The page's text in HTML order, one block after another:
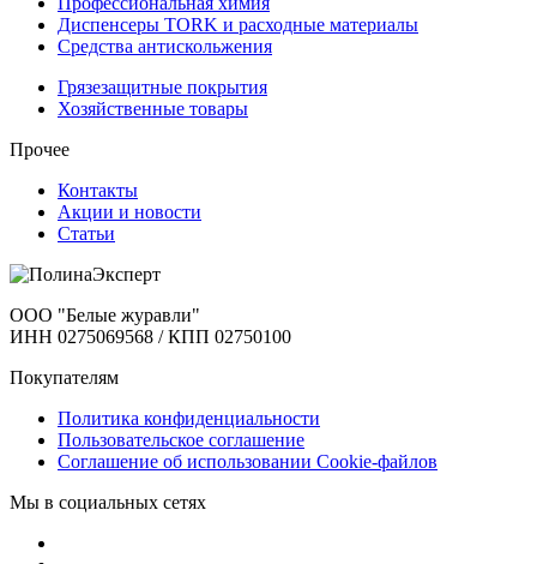
Диспенсеры TORK и расходные материалы
Cредства антискольжения
Грязезащитные покрытия
Хозяйственные товары
Прочее
Контакты
Акции и новости
Статьи
ООО "Белые журавли"
ИНН 0275069568 / КПП 02750100
Покупателям
Политика конфиденциальности
Пользовательское соглашение
Соглашение об использовании Cookie-файлов
Мы в социальных сетях